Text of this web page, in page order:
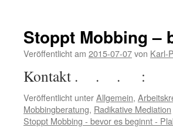
Stoppt Mobbing –
Veröffentlicht am 2015-07-07von Karl-
Kontakt . . . :
Veröffentlicht unterAllgemein,
Mobbingberatung, Radikative Mediation
Stoppt Mobbing - bevor es beginnt -